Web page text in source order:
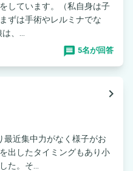
しています。（私自身は子
ずは手術やレルミナでな
、...
5名が回答
navigate_next
近集中力がなく様子がお
出したタイミングもあり小
た。そ...